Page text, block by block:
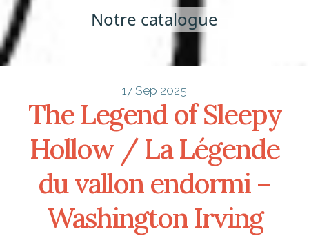
Notre catalogue
17 Sep 2025
The Legend of Sleepy
Hollow / La Légende
du vallon endormi –
Washington Irving